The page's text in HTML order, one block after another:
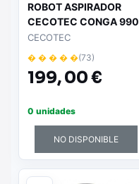
ROBOT ASPIRADOR
CECOTEC CONGA 990
CECOTEC
� � � � �(73)
199,00 €
0 unidades
NO DISPONIBLE